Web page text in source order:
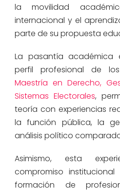
la movilidad
internacional y el
parte de su propuesta
La pasantía académica
perfil profesional de
Maestría en Derecho,
Sistemas Electorales,
teoría con experiencias
la función pública, la
análisis político
Asimismo, esta
compromiso
formación de